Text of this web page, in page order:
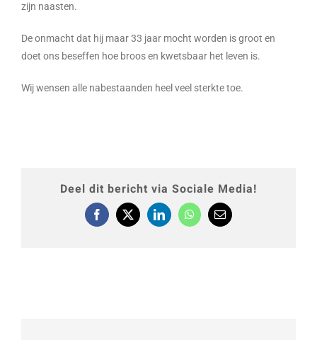
zijn naasten.
De onmacht dat hij maar 33 jaar mocht worden is groot en
doet ons beseffen hoe broos en kwetsbaar het leven is.
Wij wensen alle nabestaanden heel veel sterkte toe.
Deel dit bericht via Sociale Media!
Facebook
X LinkedInWhatsApp
E-